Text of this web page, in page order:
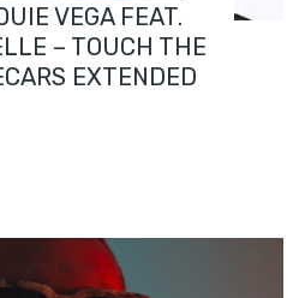
VEGA FEAT.
– TOUCH THE
EXTENDED